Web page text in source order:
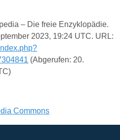
– Die freie Enzyklopädie.
2023, 19:24 UTC. URL:
(Abgerufen: 20.
Commons